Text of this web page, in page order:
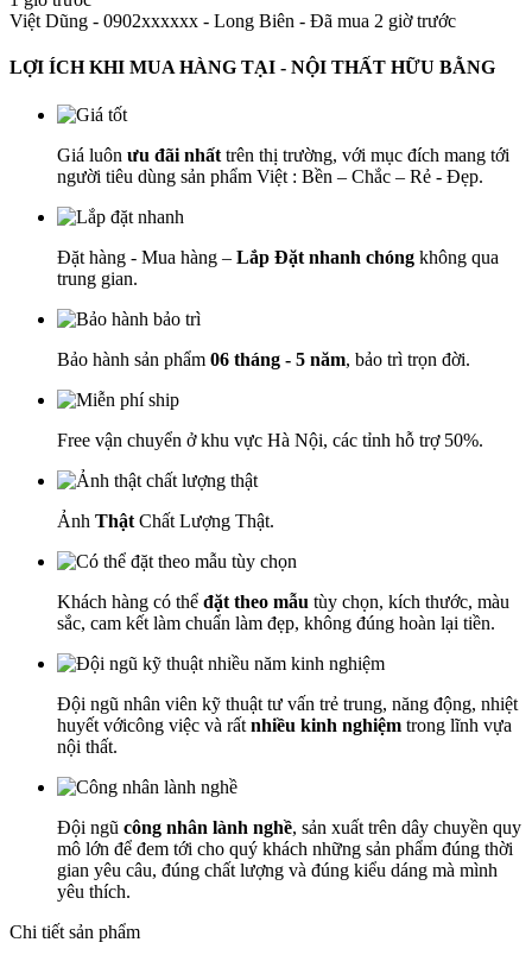
Việt Dũng - 0902xxxxxx - Long Biên - Đã mua 2 giờ trước
LỢI ÍCH KHI MUA HÀNG TẠI - NỘI THẤT HỮU BẰNG
Giá luôn ưu đãi nhất trên thị trường, với mục đích mang tới
người tiêu dùng sản phẩm Việt : Bền – Chắc – Rẻ - Đẹp.
Đặt hàng - Mua hàng – Lắp Đặt nhanh chóng không qua
trung gian.
Bảo hành sản phẩm 06 tháng - 5 năm, bảo trì trọn đời.
Free vận chuyển ở khu vực Hà Nội, các tỉnh hỗ trợ 50%.
Ảnh Thật Chất Lượng Thật.
Khách hàng có thể đặt theo mẫu tùy chọn, kích thước, màu
sắc, cam kết làm chuẩn làm đẹp, không đúng hoàn lại tiền.
Đội ngũ nhân viên kỹ thuật tư vấn trẻ trung, năng động, nhiệt
huyết vớicông việc và rất nhiều kinh nghiệm trong lĩnh vựa
nội thất.
Đội ngũ công nhân lành nghề, sản xuất trên dây chuyền quy
mô lớn để đem tới cho quý khách những sản phẩm đúng thời
gian yêu câu, đúng chất lượng và đúng kiểu dáng mà mình
yêu thích.
Chi tiết sản phẩm